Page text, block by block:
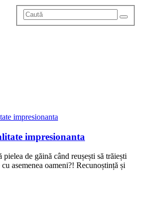
impresionanta
pielea de găină când reușești să trăiești
asemenea oameni?! Recunoștință și